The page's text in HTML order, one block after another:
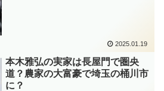
2025.01.19
本木雅弘の実家は長屋門で圏央
道？農家の大富豪で埼玉の桶川市
に？